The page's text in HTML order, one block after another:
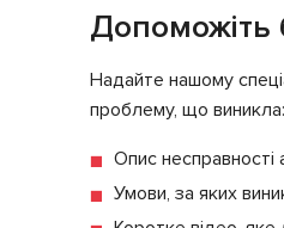
Допоможіть
Надайте нашому
проблему, що виникла:
Опис
Умови, за яких